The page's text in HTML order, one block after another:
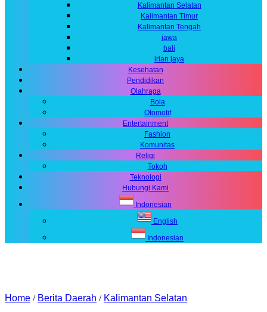
Kalimantan Selatan
Kalimantan Timur
Kalimantan Tengah
jawa
bali
irian jaya
Kesehatan
Pendidikan
Olahraga
Bola
Otomotif
Entertainment
Fashion
Komunitas
Religi
Tokoh
Teknologi
Hubungi Kami
Indonesian
English
Indonesian
Home / Berita Daerah / Kalimantan Selatan